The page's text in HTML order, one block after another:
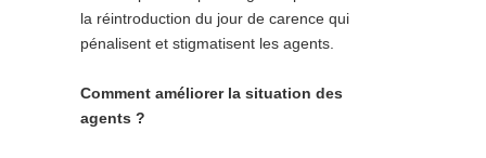
la réintroduction du jour de carence qui
pénalisent et stigmatisent les agents.
Comment améliorer la situation des
agents ?